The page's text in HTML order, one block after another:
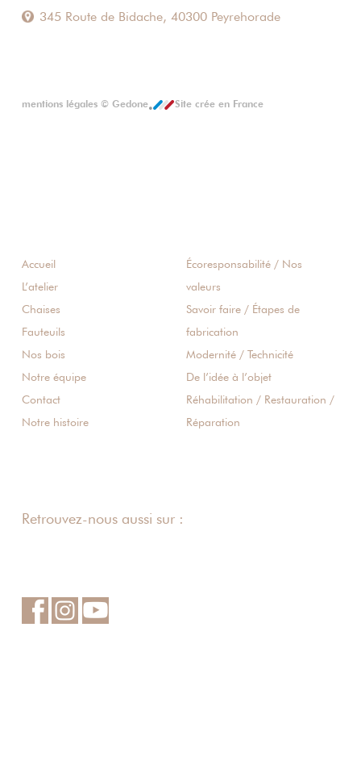
345 Route de Bidache, 40300 Peyrehorade
mentions légales© Gedone Site crée en France
Accueil
L’atelier
Chaises
Fauteuils
Nos bois
Notre équipe
Contact
Notre histoire
Écoresponsabilité / Nos
valeurs
Savoir faire / Étapes de
fabrication
Modernité / Technicité
De l’idée à l’objet
Réhabilitation / Restauration /
Réparation
Retrouvez-nous aussi sur :